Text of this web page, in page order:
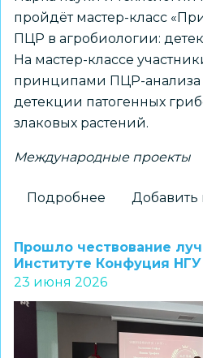
пройдёт мастер-класс
ПЦР в агробиологии:
На мастер-классе
принципами ПЦР-
детекции патогенных
злаковых растений.
Международные проекты
Подробнее
мастер-
класс
в
рамках
подготовки
Добавить
Прошло чествование
Институте Конфуция НГУ
23 июня 2026